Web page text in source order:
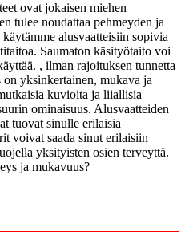
ovat jokaisen miehen
tulee noudattaa pehmeyden ja
alusvaatteisiin sopivia
Saumaton käsityötaito voi
, ilman rajoituksen tunnetta
yksinkertainen, mukava ja
​​kuvioita ja liiallisia
ominaisuus. Alusvaatteiden
tuovat sinulle erilaisia
voivat saada sinut erilaisiin
yksityisten osien terveyttä.
ja mukavuus?